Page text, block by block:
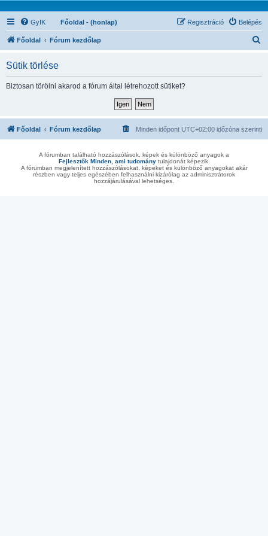
GyIK Főoldal - (honlap) Belépés
Regisztráció
Főoldal Fórum kezdőlap
s
Sütik törlése
Biztosan törölni akarod a fórum által létrehozott sütiket?
Főoldal Fórum kezdőlap Minden időpont UTC+02:00 időzóna szerinti
A fórumban található hozzászólások, képek és különböző anyagok a
Fejlesztők Minden, ami tudománytulajdonát képezik.
A fórumban megjelenített hozzászólásokat, képeket és különböző anyagokat akár
részben vagy teljes egészében felhasználni kizárólag az adminisztrátorok
hozzájárulásával lehetséges.